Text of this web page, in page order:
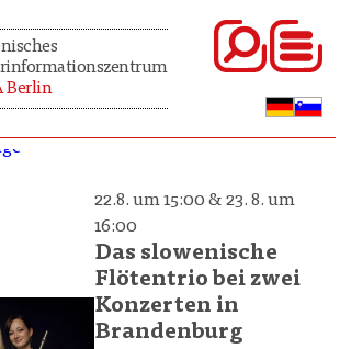
Berlin
22.8. um 15:00 & 23. 8. um
16:00
Das slowenische
Flötentrio bei zwei
Konzerten in
Brandenburg